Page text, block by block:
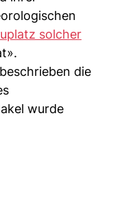
solcher
die
wurde